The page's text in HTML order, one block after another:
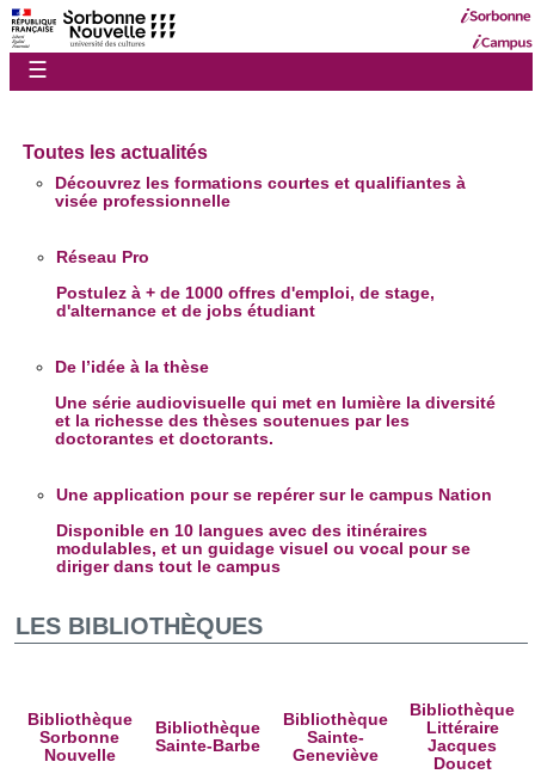
☰
Toutes les actualités
Découvrez les formations courtes et qualifiantes à
visée professionnelle
Réseau Pro
Postulez à + de 1000 offres d'emploi, de stage,
d'alternance et de jobs étudiant
De l’idée à la thèse
Une série audiovisuelle qui met en lumière la diversité
et la richesse des thèses soutenues par les
doctorantes et doctorants.
Une application pour se repérer sur le campus Nation
Disponible en 10 langues avec des itinéraires
modulables, et un guidage visuel ou vocal pour se
diriger dans tout le campus
LES BIBLIOTHÈQUES
Bibliothèque
Sorbonne
Nouvelle
Bibliothèque
Sainte-Barbe
Bibliothèque
Sainte-
Geneviève
Bibliothèque
Littéraire
Jacques
Doucet